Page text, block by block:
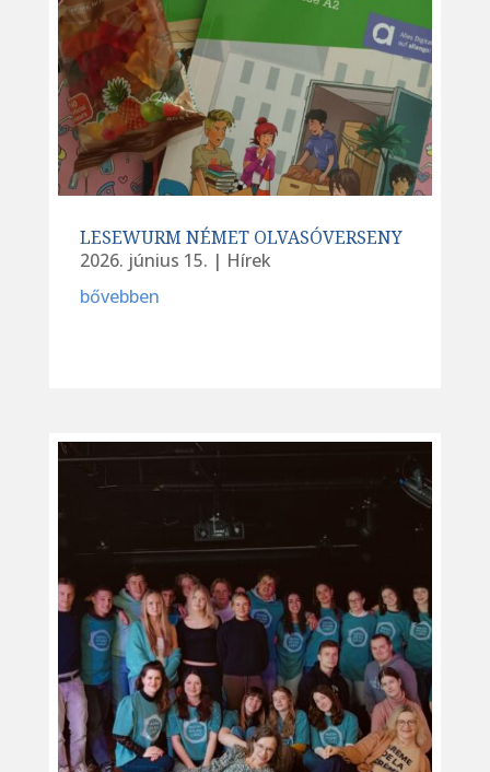
LESEWURM NÉMET OLVASÓVERSENY
2026. június 15. | Hírek
bővebben